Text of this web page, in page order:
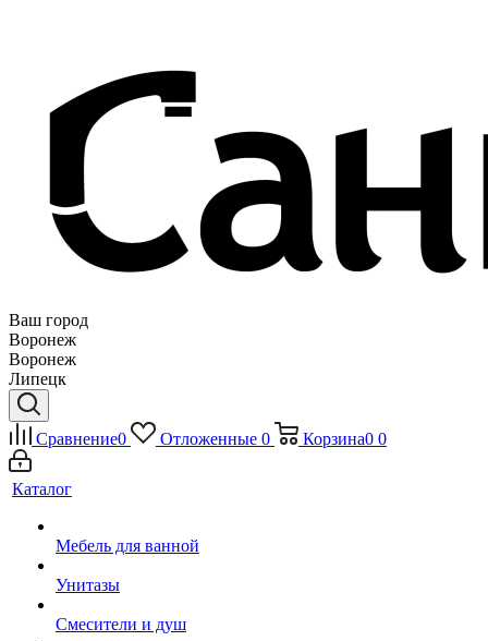
Ваш город
Воронеж
Воронеж
Липецк
Сравнение0 Отложенные 0 Корзина0 0
Каталог
Мебель для ванной
Унитазы
Смесители и душ